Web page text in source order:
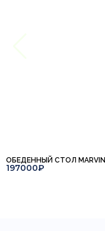
ОБЕДЕННЫЙ СТОЛ MARVIN
197000₽